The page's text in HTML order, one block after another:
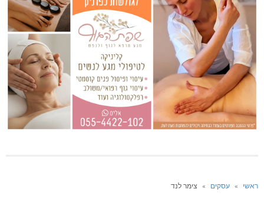
ראשי » עסקים » צימר לנד